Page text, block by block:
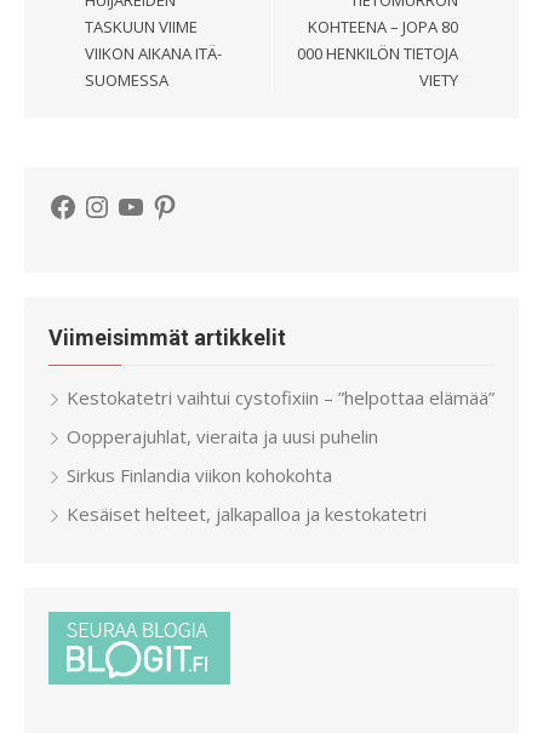
TASKUUN VIIME
VIIKON AIKANA ITÄ-
SUOMESSA
KOHTEENA – JOPA 80
000 HENKILÖN TIETOJA
VIETY
Facebook
Instagram
YouTubePinterest
Viimeisimmät artikkelit
Kestokatetri vaihtui cystofixiin – ”helpottaa elämää”
Oopperajuhlat, vieraita ja uusi puhelin
Sirkus Finlandia viikon kohokohta
Kesäiset helteet, jalkapalloa ja kestokatetri